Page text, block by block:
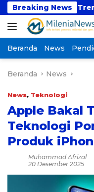
Langsung
ke
konten
Breaking News
Dulu”: Tren Sesaat
Beranda News
Beranda News
News, Teknologi
Apple Bakal
Teknologi
Produk
Muhammad Afrizal
20 Desember 2025